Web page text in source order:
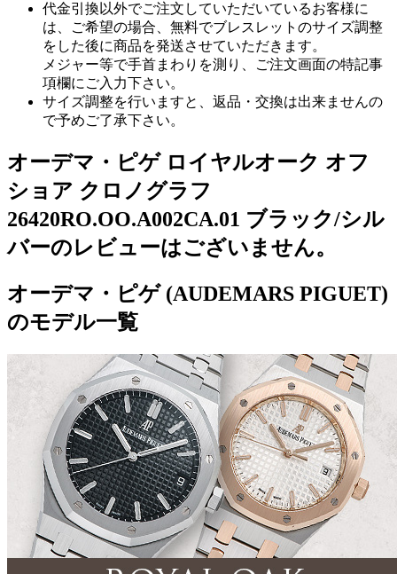
代金引換以外でご注文していただいているお客様に
は、ご希望の場合、無料でブレスレットのサイズ調整
をした後に商品を発送させていただきます。
メジャー等で手首まわりを測り、ご注文画面の特記事
項欄にご入力下さい。
サイズ調整を行いますと、返品・交換は出来ませんの
で予めご了承下さい。
オーデマ・ピゲ ロイヤルオーク オフ
ショア クロノグラフ
26420RO.OO.A002CA.01 ブラック/シル
バーのレビューはございません。
オーデマ・ピゲ (AUDEMARS PIGUET)
のモデル一覧